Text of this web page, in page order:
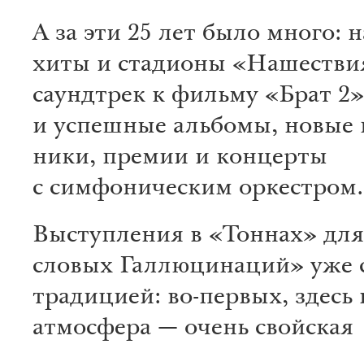
А за эти 25 лет было много:
хиты и стадионы
саундтрек к фи­льму «Брат 2»
и успешные альбомы, новые
ники, премии и кон­цер­ты
с симфоническим оркестром.
Выступления в «Тоннах»
словых Галлю­ци­наций» уже
традицией: во-первых, здесь
атмосфера — очень свойская